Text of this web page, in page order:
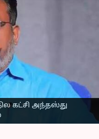
கட்சி அந்தஸ்து
2025 10:18 am